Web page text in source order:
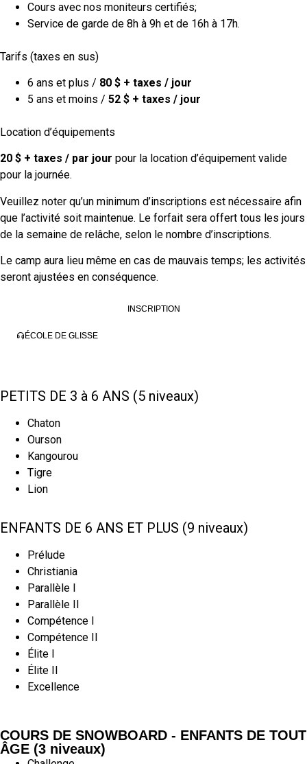
Cours avec nos moniteurs certifiés;
Service de garde de 8h à 9h et de 16h à 17h.
Tarifs (taxes en sus)
6 ans et plus / 80 $ + taxes / jour
5 ans et moins / 52 $ + taxes / jour
Location d’équipements
20 $ + taxes / par jour pour la location d’équipement valide
pour la journée.
Veuillez noter qu’un minimum d’inscriptions est nécessaire afin
que l’activité soit maintenue. Le forfait sera offert tous les jours
de la semaine de relâche, selon le nombre d’inscriptions.
Le camp aura lieu même en cas de mauvais temps; les activités
seront ajustées en conséquence.
INSCRIPTION
ÉCOLE DE GLISSE
PETITS DE 3 à 6 ANS (5 niveaux)
Chaton
Ourson
Kangourou
Tigre
Lion
ENFANTS DE 6 ANS ET PLUS (9 niveaux)
Prélude
Christiania
Parallèle I
Parallèle II
Compétence I
Compétence II
Élite I
Élite II
Excellence
COURS DE SNOWBOARD - ENFANTS DE TOUT
ÂGE (3 niveaux)